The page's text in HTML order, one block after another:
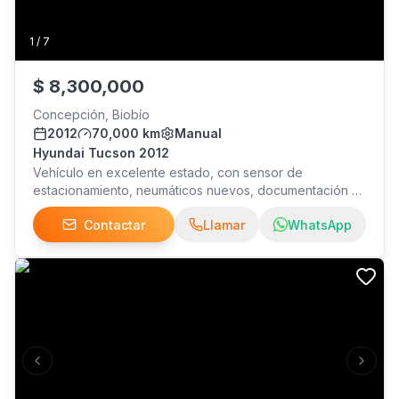
1 / 7
$ 8,300,000
Concepción, Biobío
2012
70,000 km
Manual
Hyundai Tucson 2012
Vehículo en excelente estado, con sensor de
estacionamiento, neumáticos nuevos, documentación al
día, aire acondicionado, ventanas con láminas de
seguridad. Precio conversable
Contactar Llamar WhatsApp
Previous slide Next